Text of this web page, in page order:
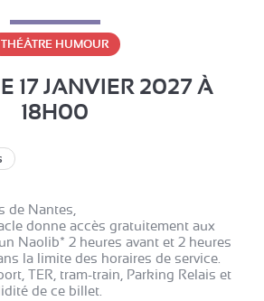
THÉÂTRE HUMOUR
17 JANVIER 2027À
18H00
de Nantes,
donne accès gratuitement aux
Naolib* 2 heures avant et 2 heures
la limite des horaires de service.
TER, tram-train, Parking Relais et
de ce billet.